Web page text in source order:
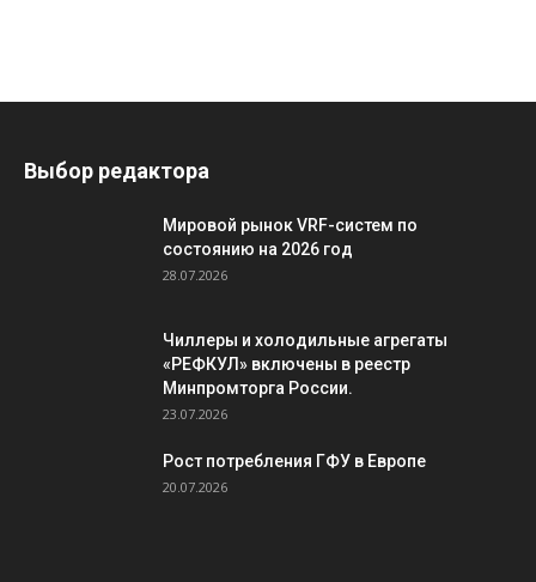
Выбор редактора
Мировой рынок VRF-систем по
состоянию на 2026 год
28.07.2026
Чиллеры и холодильные агрегаты
«РЕФКУЛ» включены в реестр
Минпромторга России.
23.07.2026
Рост потребления ГФУ в Европе
20.07.2026